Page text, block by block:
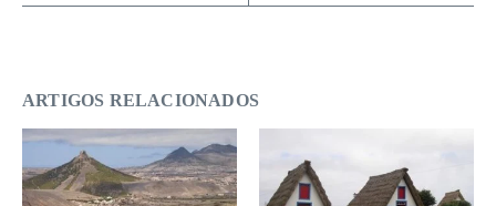
ARTIGOS RELACIONADOS